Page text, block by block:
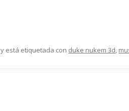
y está etiquetada con duke nukem 3d,